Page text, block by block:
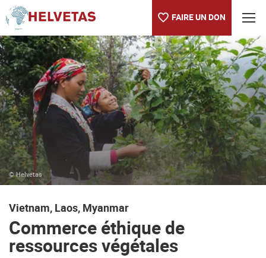
FAIRE UN DON
Table des matières
Commerce éthique de ressources végétales
Résultats du projet régional Biotrade financé par SECO
© Helvetas
Vietnam, Laos, Myanmar
Commerce éthique de
ressources végétales